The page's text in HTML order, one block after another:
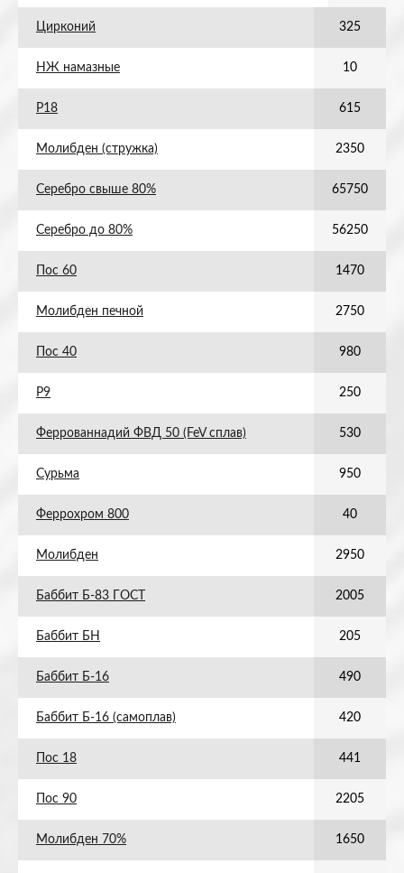
Цирконий 325
НЖ намазные 10
Р18 615
Молибден (стружка) 2350
Серебро свыше 80% 65750
Серебро до 80% 56250
Пос 60 1470
Молибден печной 2750
Пос 40 980
Р9 250
Феррованнадий ФВД 50 (FeV сплав) 530
Сурьма 950
Феррохром 800 40
Молибден 2950
Баббит Б-83 ГОСТ 2005
Баббит БН 205
Баббит Б-16 490
Баббит Б-16 (самоплав) 420
Пос 18 441
Пос 90 2205
Молибден 70% 1650